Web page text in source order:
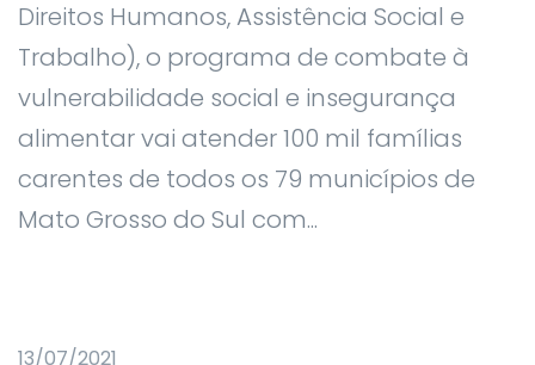
Direitos Humanos, Assistência Social e
Trabalho), o programa de combate à
vulnerabilidade social e insegurança
alimentar vai atender 100 mil famílias
carentes de todos os 79 municípios de
Mato Grosso do Sul com...
13/07/2021